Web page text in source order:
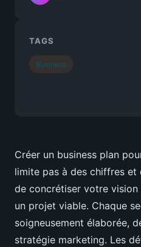
Créer un business plan
limite pas à des chiffres
de concrétiser votre
un projet viable. Chaque
soigneusement élaborée,
stratégie marketing. Les
TAGS
Business